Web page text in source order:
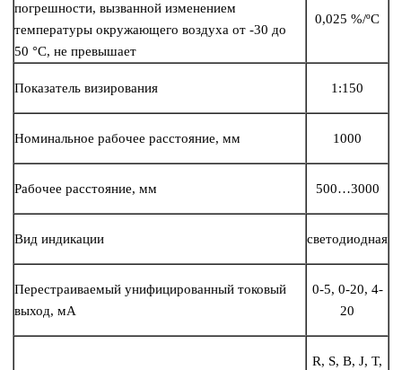
погрешности, вызванной изменением
температуры окружающего воздуха от -30 до
50 °С, не превышает
0,025 %/ºС
Показатель визирования 1:150
Номинальное рабочее расстояние, мм 1000
Рабочее расстояние, мм 500…3000
Вид индикации светодиодная
Перестраиваемый унифицированный токовый
выход, мА
0-5, 0-20, 4-
20
R, S, B, J, T,